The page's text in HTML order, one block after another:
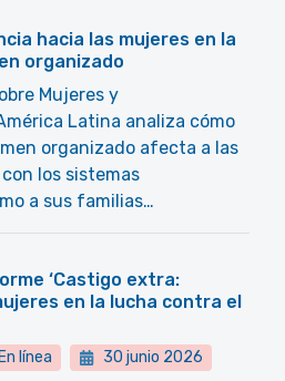
hacia las mujeres en la
organizado
Mujeres y
Latina analiza cómo
organizado afecta a las
los sistemas
a sus familias…
‘Castigo extra:
en la lucha contra el
línea 30 junio 2026